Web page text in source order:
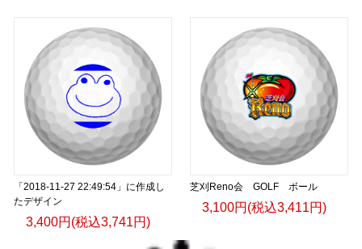
「2018-11-27 22:49:54」に作成し
たデザイン
3,400円(税込3,741円)
芝刈Reno会 GOLF ボール
3,100円(税込3,411円)